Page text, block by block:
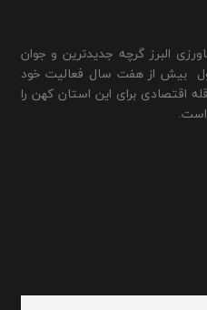
البرز گرچه جدیدترین و جوان
بیش از هفت سال فعالیت خود
اقتصادی برای این استان کهن را
است.